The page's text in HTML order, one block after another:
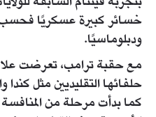
خسائر كبيرة عسكريًا
ودبلوماسيًا.
مع حقبة ترامب، تعرضت
حلفائها التقليديين مثل كندا
كما بدأت مرحلة من